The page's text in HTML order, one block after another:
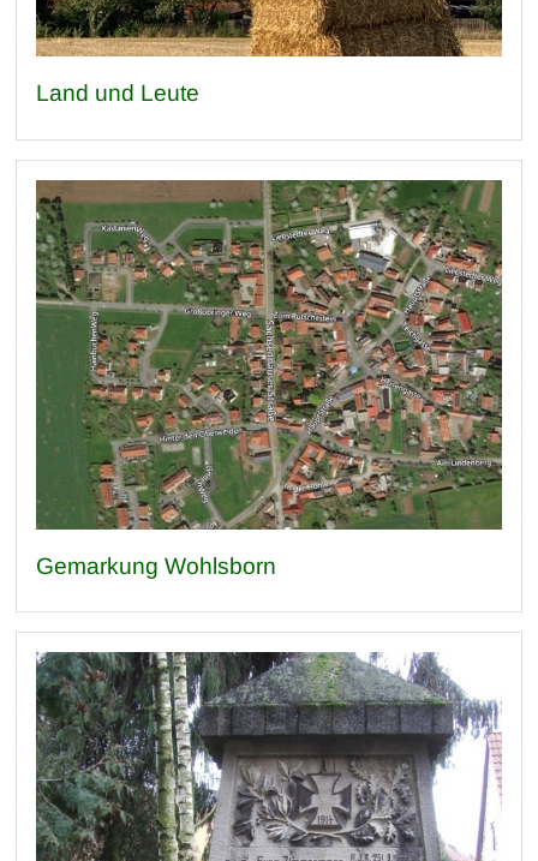
Land und Leute
Gemarkung Wohlsborn